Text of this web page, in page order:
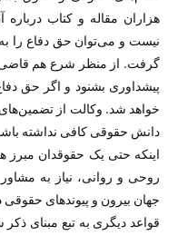
هزاران مقاله و کتاب
نیست و می‌توان حق دفاع را
گرفت. از منظر شرع هم
پیشداوری بشنود و اگر حق
خواهد شد. وکالت از
دانش حقوقی کافی نداشته
اینکه حتی یک حقوقدان مبرز
روحی و روانی، نیاز به مشاور
جهان بیرون و پیوندهای حقوقی
قواعد دیگری به تبع مبنای ذکر